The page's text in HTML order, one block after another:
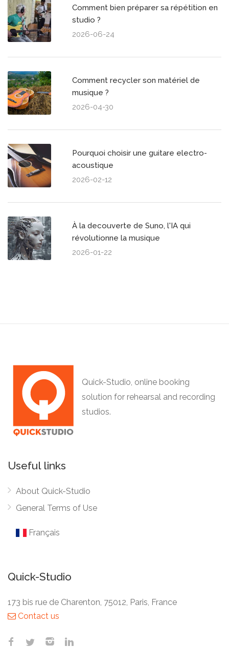
Comment bien préparer sa répétition en
studio ?
2026-06-24
Comment recycler son matériel de
musique ?
2026-04-30
Pourquoi choisir une guitare electro-
acoustique
2026-02-12
À la decouverte de Suno, l'IA qui
révolutionne la musique
2026-01-22
Quick-Studio, online booking
solution for rehearsal and recording
studios.
Useful links
About Quick-Studio
General Terms of Use
Français
Quick-Studio
173 bis rue de Charenton, 75012, Paris, France
Contact us